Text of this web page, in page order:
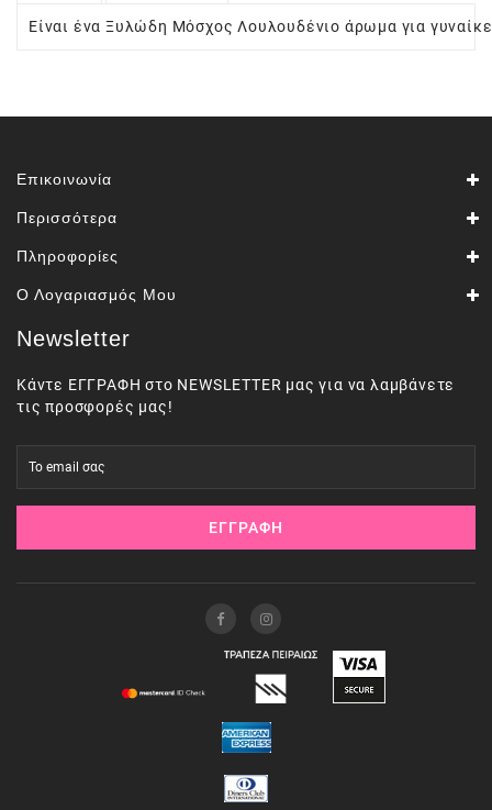
Είναι ένα Ξυλώδη Μόσχος Λουλουδένιο άρωμα για
Επικοινωνία
Περισσότερα
Πληροφορίες
Ο Λογαριασμός Μου
Newsletter
Κάντε ΕΓΓΡΑΦΗ στο NEWSLETTER μας για να λαμβάνετε
τις προσφορές μας!
ΕΓΓΡΑΦΉ